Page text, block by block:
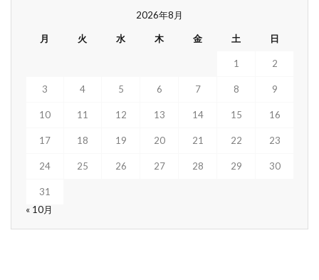
2026年8月
月 火 水 木 金 土 日
1 2
3 4 5 6 7 8 9
10 11 12 13 14 15 16
17 18 19 20 21 22 23
24 25 26 27 28 29 30
31
« 10月